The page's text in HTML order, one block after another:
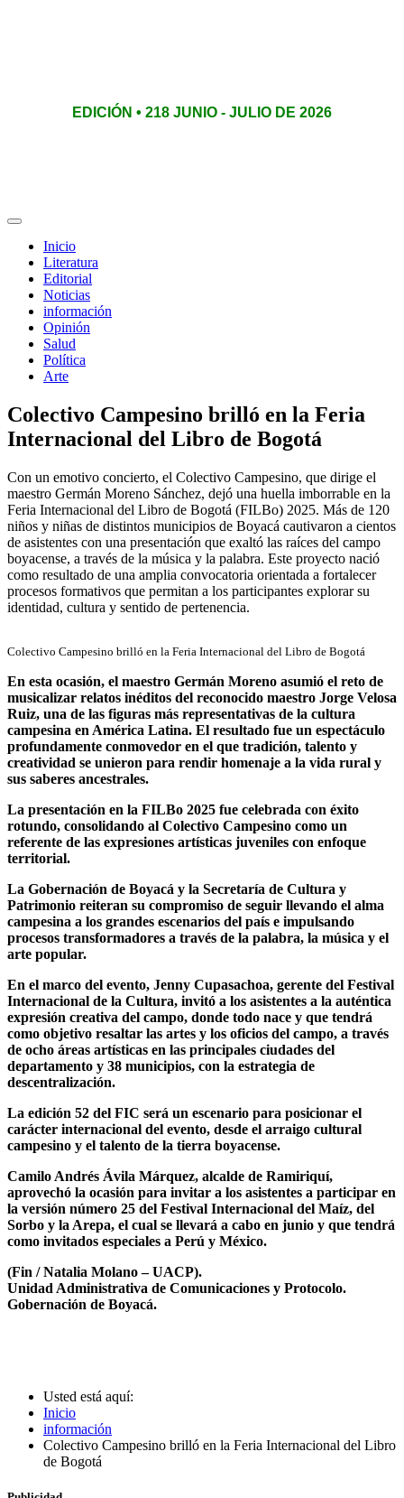
EDICIÓN • 218 JUNIO - JULIO DE 2026
Inicio
Literatura
Editorial
Noticias
información
Opinión
Salud
Política
Arte
Colectivo Campesino brilló en la Feria
Internacional del Libro de Bogotá
Con un emotivo concierto, el Colectivo Campesino, que dirige el
maestro Germán Moreno Sánchez, dejó una huella imborrable en la
Feria Internacional del Libro de Bogotá (FILBo) 2025. Más de 120
niños y niñas de distintos municipios de Boyacá cautivaron a cientos
de asistentes con una presentación que exaltó las raíces del campo
boyacense, a través de la música y la palabra. Este proyecto nació
como resultado de una amplia convocatoria orientada a fortalecer
procesos formativos que permitan a los participantes explorar su
identidad, cultura y sentido de pertenencia.
Colectivo Campesino brilló en la Feria Internacional del Libro de Bogotá
En esta ocasión, el maestro Germán Moreno asumió el reto de
musicalizar relatos inéditos del reconocido maestro Jorge Velosa
Ruiz, una de las figuras más representativas de la cultura
campesina en América Latina. El resultado fue un espectáculo
profundamente conmovedor en el que tradición, talento y
creatividad se unieron para rendir homenaje a la vida rural y
sus saberes ancestrales.
La presentación en la FILBo 2025 fue celebrada con éxito
rotundo, consolidando al Colectivo Campesino como un
referente de las expresiones artísticas juveniles con enfoque
territorial.
La Gobernación de Boyacá y la Secretaría de Cultura y
Patrimonio reiteran su compromiso de seguir llevando el alma
campesina a los grandes escenarios del país e impulsando
procesos transformadores a través de la palabra, la música y el
arte popular.
En el marco del evento, Jenny Cupasachoa, gerente del Festival
Internacional de la Cultura, invitó a los asistentes a la auténtica
expresión creativa del campo, donde todo nace y que tendrá
como objetivo resaltar las artes y los oficios del campo, a través
de ocho áreas artísticas en las principales ciudades del
departamento y 38 municipios, con la estrategia de
descentralización.
La edición 52 del FIC será un escenario para posicionar el
carácter internacional del evento, desde el arraigo cultural
campesino y el talento de la tierra boyacense.
Camilo Andrés Ávila Márquez, alcalde de Ramiriquí,
aprovechó la ocasión para invitar a los asistentes a participar en
la versión número 25 del Festival Internacional del Maíz, del
Sorbo y la Arepa, el cual se llevará a cabo en junio y que tendrá
como invitados especiales a Perú y México.
(Fin / Natalia Molano – UACP).
Unidad Administrativa de Comunicaciones y Protocolo.
Gobernación de Boyacá.
Usted está aquí:
Inicio
información
Colectivo Campesino brilló en la Feria Internacional del Libro
de Bogotá